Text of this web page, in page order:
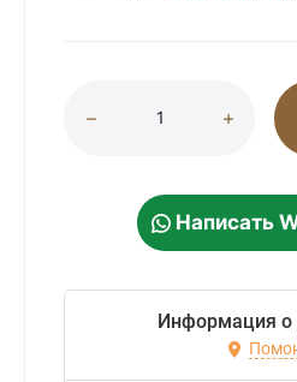
Написать
Информация о